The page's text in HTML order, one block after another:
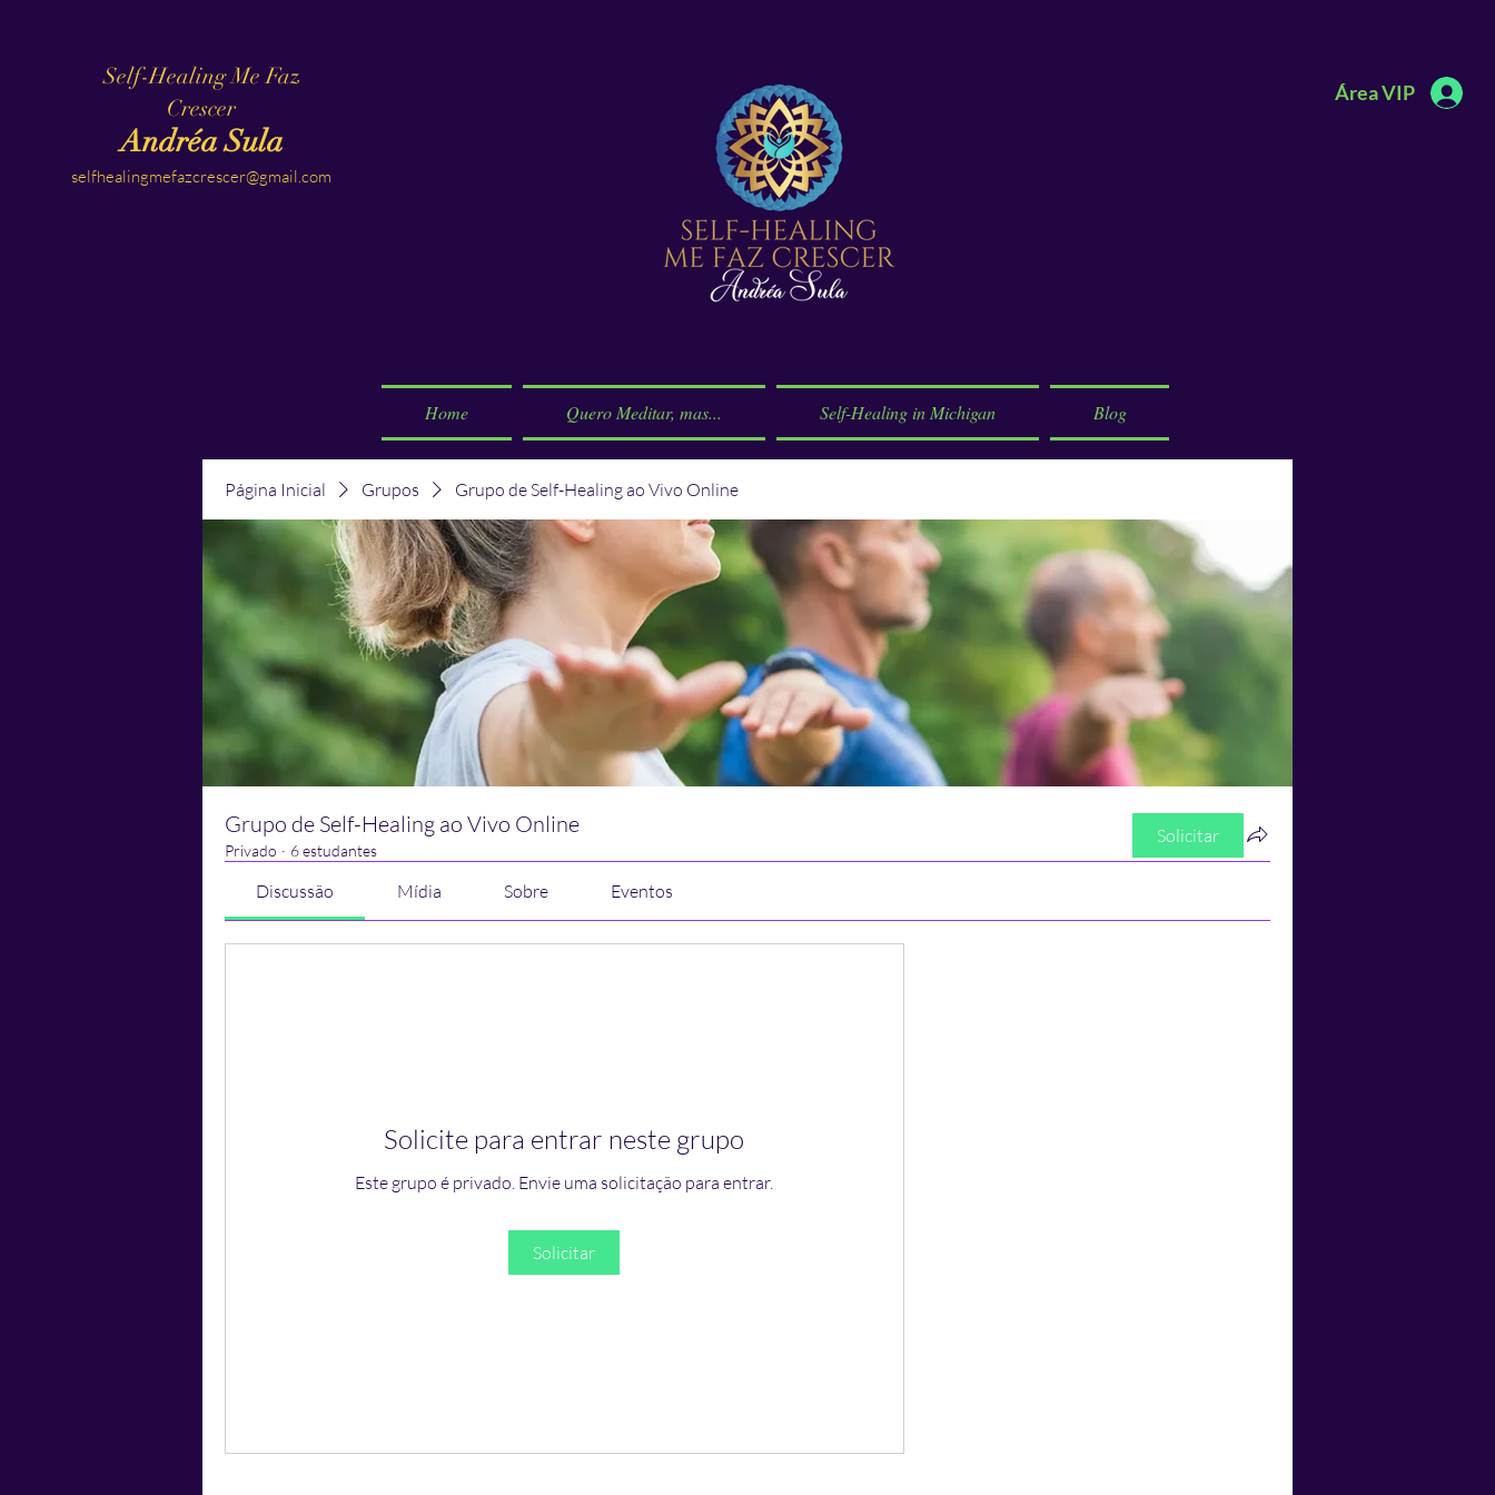
Self-Healing Me Faz
Crescer
Andréa Sula
selfhealingmefazcrescer@gmail.com
Área VIP
Home Quero Meditar, mas... Self-Healing in Michigan Blog
Página Inicial Grupos Grupo de Self-Healing ao Vivo Online
Grupo de Self-Healing ao Vivo Online
Privado · 6 estudantes
Solicitar
Discussão Mídia Sobre Eventos
Solicite para entrar neste grupo
Este grupo é privado. Envie uma solicitação para entrar.
Solicitar